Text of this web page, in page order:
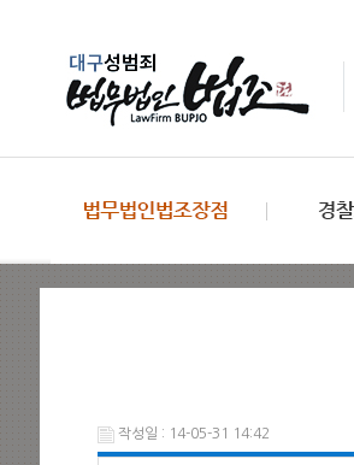
작성일 : 14-05-31 14:42